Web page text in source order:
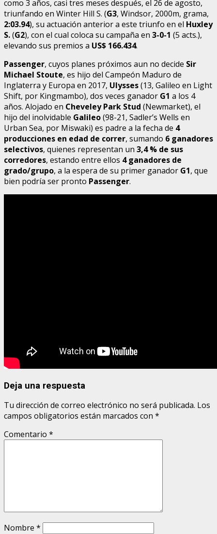
como 3 años, casi tres meses después, el 26 de agosto,
triunfando en Winter Hill S. (G3, Windsor, 2000m, grama,
2:03.94), su actuación anterior a este triunfo en el Huxley
S.(G2), con el cual coloca su campaña en 3-0-1 (5 acts.),
elevando sus premios a US$ 166.434.
Passenger, cuyos planes próximos aun no decide Sir
Michael Stoute, es hijo del Campeón Maduro de
Inglaterra y Europa en 2017, Ulysses(13, Galileo en Light
Shift, por Kingmambo), dos veces ganador G1 a los 4
años. Alojado en Cheveley Park Stud (Newmarket), el
hijo del inolvidable Galileo(98-21, Sadler’s Wells en
Urban Sea, por Miswaki) es padre a la fecha de 4
producciones en edad de correr, sumando 6 ganadores
selectivos, quienes representan un 3,4 % de sus
corredores, estando entre ellos 4 ganadores de
grado/grupo, a la espera de su primer ganador G1, que
bien podría ser pronto Passenger.
Deja una respuesta
Tu dirección de correo electrónico no será publicada. Los
campos obligatorios están marcados con *
Comentario *
Nombre *